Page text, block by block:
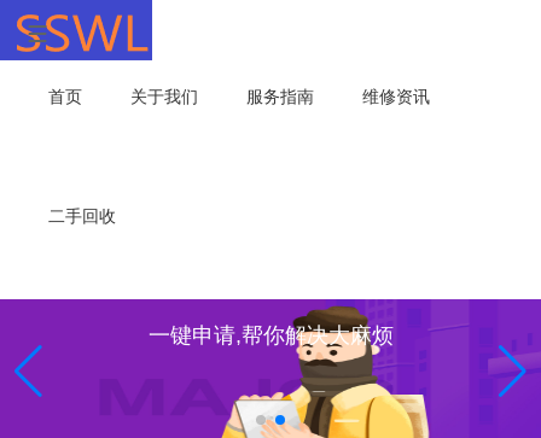
首页 关于我们 服务指南 维修资讯
二手回收
一键申请,帮你解决大麻烦